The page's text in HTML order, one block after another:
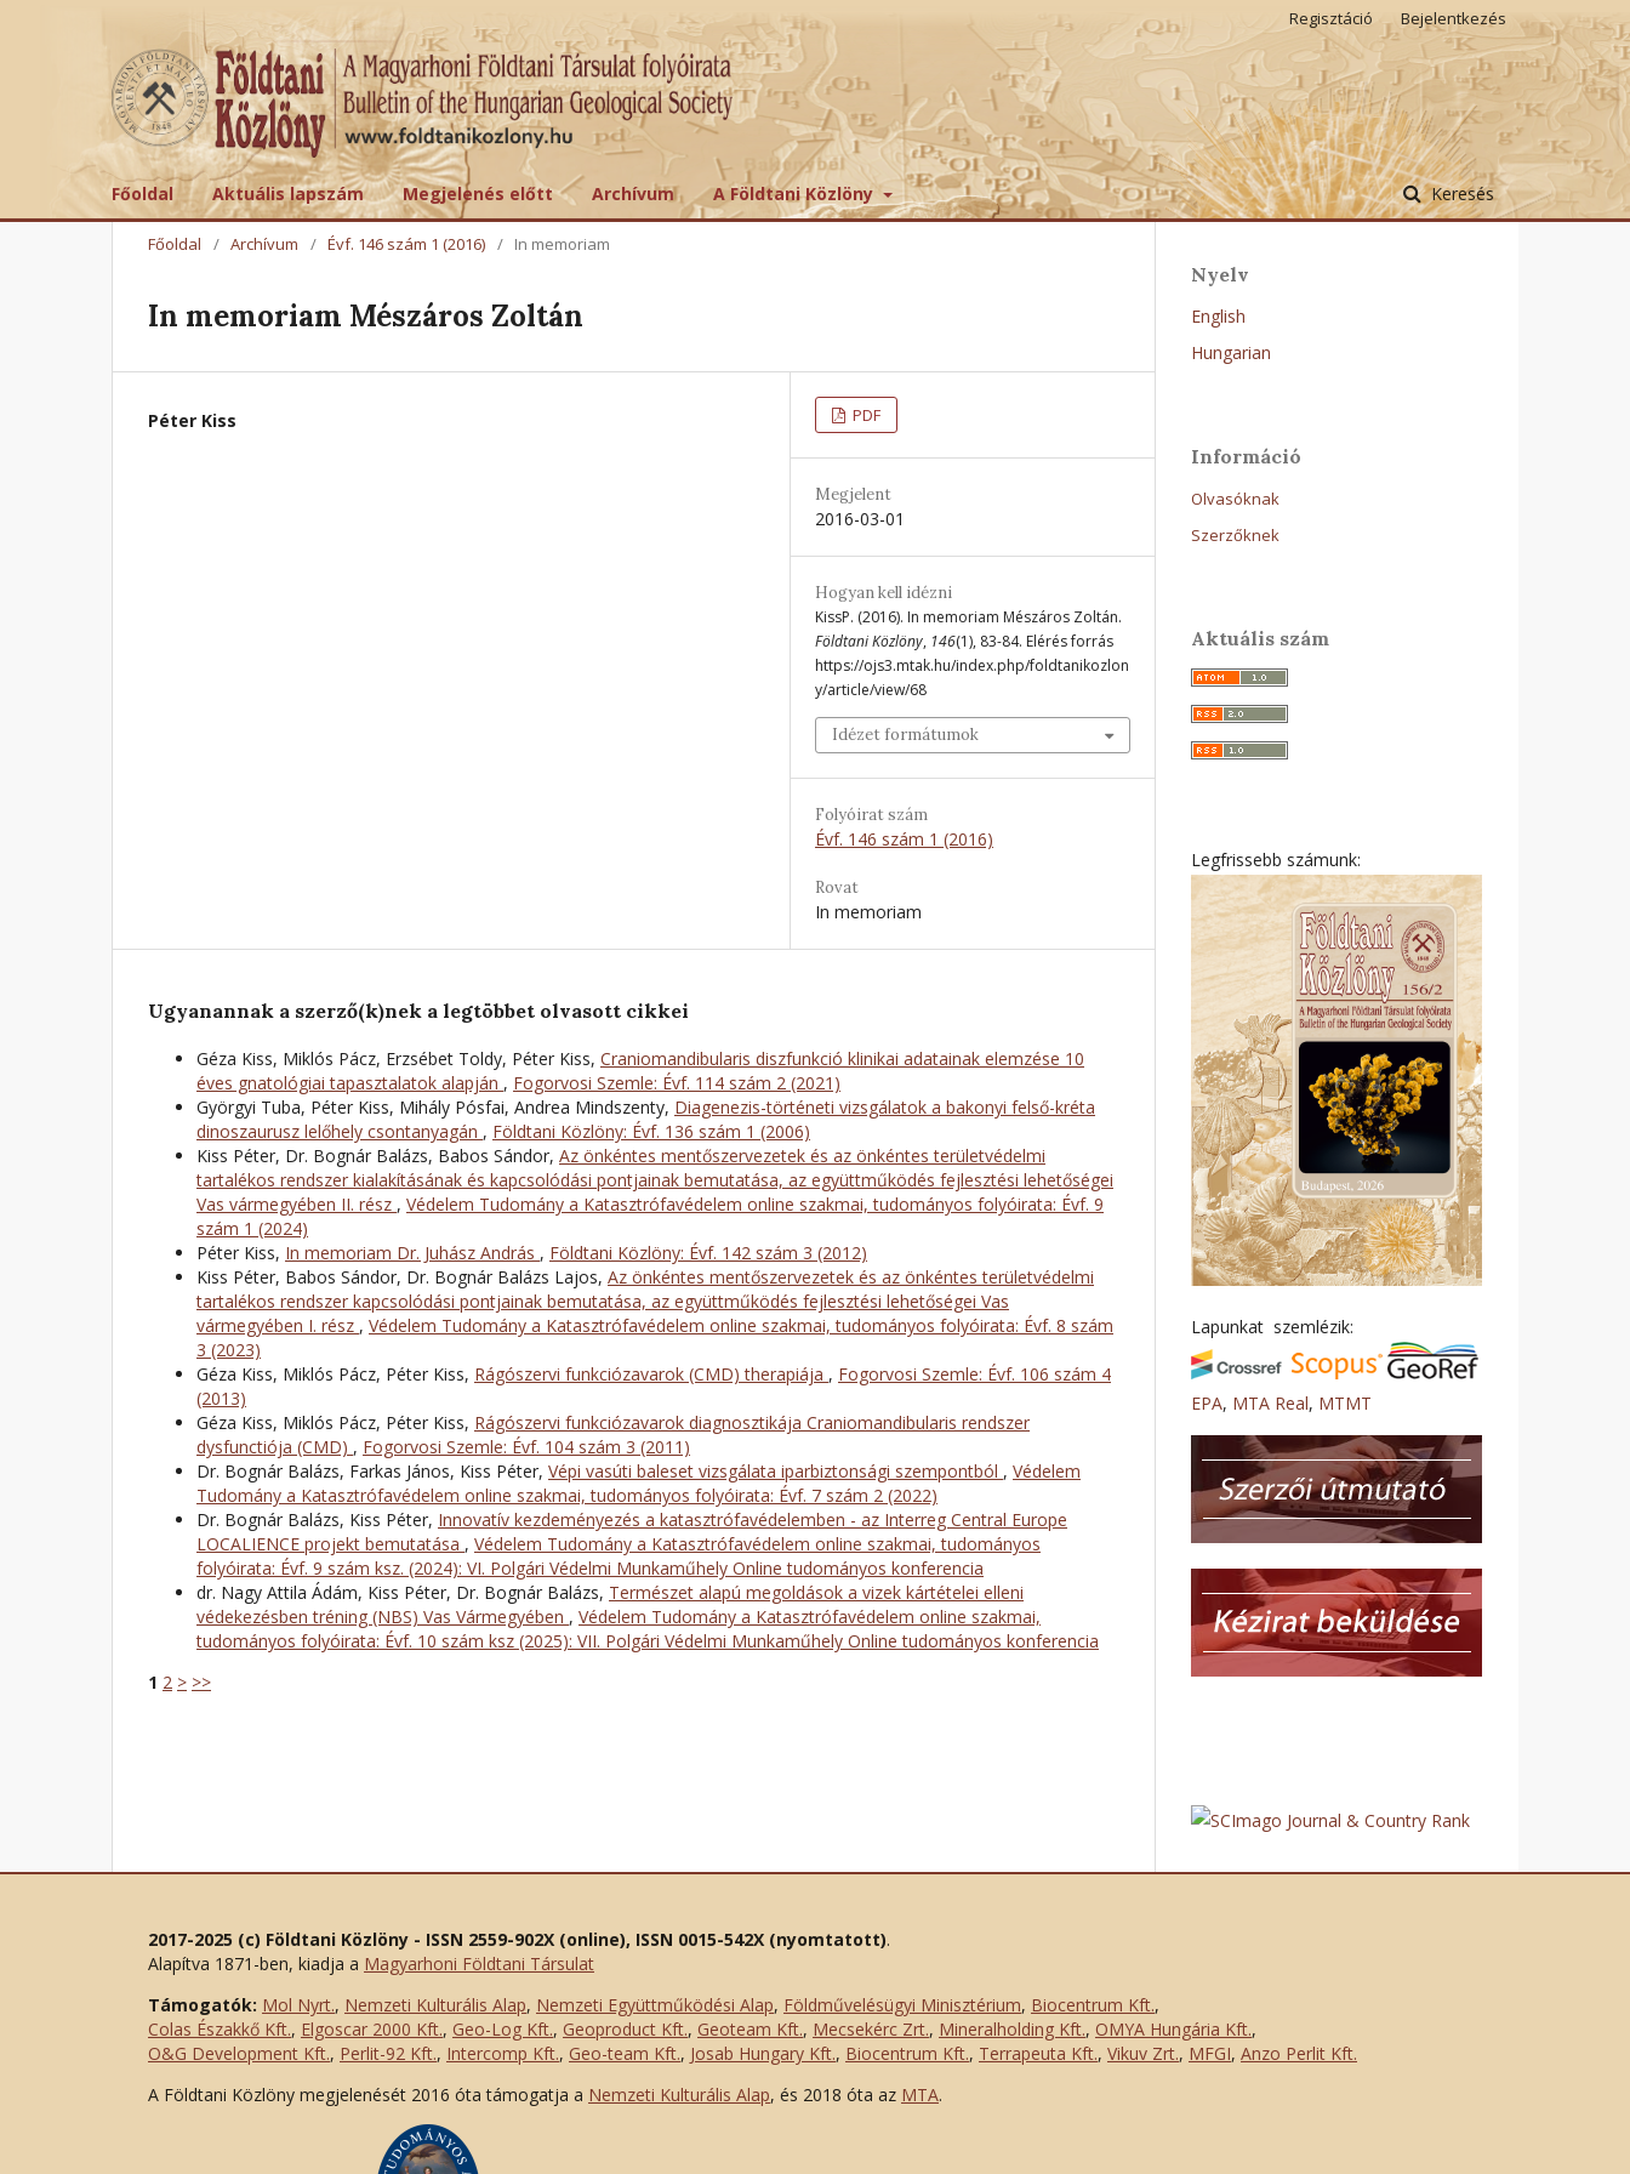
Főoldal Aktuális lapszám Megjelenés előtt Archívum A Földtani Közlöny Keresés
Regisztáció Bejelentkezés
Főoldal / Archívum / Évf. 146 szám 1 (2016) / In memoriam
In memoriam Mészáros Zoltán
Péter Kiss PDF
Megjelent
2016-03-01
Hogyan kell idézni
KissP. (2016). In memoriam Mészáros Zoltán.
Földtani Közlöny, 146(1), 83-84. Elérés forrás
https://ojs3.mtak.hu/index.php/foldtanikozlon
y/article/view/68
Idézet formátumok
Folyóirat szám
Évf. 146 szám 1 (2016)
Rovat
In memoriam
Ugyanannak a szerző(k)nek a legtöbbet olvasott cikkei
Géza Kiss, Miklós Pácz, Erzsébet Toldy, Péter Kiss, Craniomandibularis diszfunkció klinikai adatainak elemzése 10
éves gnatológiai tapasztalatok alapján , Fogorvosi Szemle: Évf. 114 szám 2 (2021)
Györgyi Tuba, Péter Kiss, Mihály Pósfai, Andrea Mindszenty, Diagenezis-történeti vizsgálatok a bakonyi felső-kréta
dinoszaurusz lelőhely csontanyagán , Földtani Közlöny: Évf. 136 szám 1 (2006)
Kiss Péter, Dr. Bognár Balázs, Babos Sándor, Az önkéntes mentőszervezetek és az önkéntes területvédelmi
tartalékos rendszer kialakításának és kapcsolódási pontjainak bemutatása, az együttműködés fejlesztési lehetőségei
Vas vármegyében II. rész , Védelem Tudomány a Katasztrófavédelem online szakmai, tudományos folyóirata: Évf. 9
szám 1 (2024)
Péter Kiss, In memoriam Dr. Juhász András , Földtani Közlöny: Évf. 142 szám 3 (2012)
Kiss Péter, Babos Sándor, Dr. Bognár Balázs Lajos, Az önkéntes mentőszervezetek és az önkéntes területvédelmi
tartalékos rendszer kapcsolódási pontjainak bemutatása, az együttműködés fejlesztési lehetőségei Vas
vármegyében I. rész , Védelem Tudomány a Katasztrófavédelem online szakmai, tudományos folyóirata: Évf. 8 szám
3 (2023)
Géza Kiss, Miklós Pácz, Péter Kiss, Rágószervi funkciózavarok (CMD) therapiája , Fogorvosi Szemle: Évf. 106 szám 4
(2013)
Géza Kiss, Miklós Pácz, Péter Kiss, Rágószervi funkciózavarok diagnosztikája Craniomandibularis rendszer
dysfunctiója (CMD) , Fogorvosi Szemle: Évf. 104 szám 3 (2011)
Dr. Bognár Balázs, Farkas János, Kiss Péter, Vépi vasúti baleset vizsgálata iparbiztonsági szempontból , Védelem
Tudomány a Katasztrófavédelem online szakmai, tudományos folyóirata: Évf. 7 szám 2 (2022)
Dr. Bognár Balázs, Kiss Péter, Innovatív kezdeményezés a katasztrófavédelemben - az Interreg Central Europe
LOCALIENCE projekt bemutatása , Védelem Tudomány a Katasztrófavédelem online szakmai, tudományos
folyóirata: Évf. 9 szám ksz. (2024): VI. Polgári Védelmi Munkaműhely Online tudományos konferencia
dr. Nagy Attila Ádám, Kiss Péter, Dr. Bognár Balázs, Természet alapú megoldások a vizek kártételei elleni
védekezésben tréning (NBS) Vas Vármegyében , Védelem Tudomány a Katasztrófavédelem online szakmai,
tudományos folyóirata: Évf. 10 szám ksz (2025): VII. Polgári Védelmi Munkaműhely Online tudományos konferencia
1 2 > >>
Nyelv
English
Hungarian
Információ
Olvasóknak
Szerzőknek
Aktuális szám
Legfrissebb számunk:
Lapunkat szemlézik:
EPA, MTA Real, MTMT
2017-2025 (c) Földtani Közlöny - ISSN 2559-902X (online), ISSN 0015-542X (nyomtatott).
Alapítva 1871-ben, kiadja a Magyarhoni Földtani Társulat
Támogatók: Mol Nyrt., Nemzeti Kulturális Alap, Nemzeti Együttműködési Alap, Földművelésügyi Minisztérium, Biocentrum Kft.,
Colas Északkő Kft., Elgoscar 2000 Kft., Geo-Log Kft., Geoproduct Kft., Geoteam Kft., Mecsekérc Zrt., Mineralholding Kft., OMYA Hungária Kft.,
O&G Development Kft., Perlit-92 Kft., Intercomp Kft., Geo-team Kft., Josab Hungary Kft., Biocentrum Kft., Terrapeuta Kft., Vikuv Zrt., MFGI, Anzo Perlit Kft.
A Földtani Közlöny megjelenését 2016 óta támogatja a Nemzeti Kulturális Alap, és 2018 óta az MTA.